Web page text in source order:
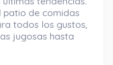
patio de comidas
todos los gustos,
jugosas hasta